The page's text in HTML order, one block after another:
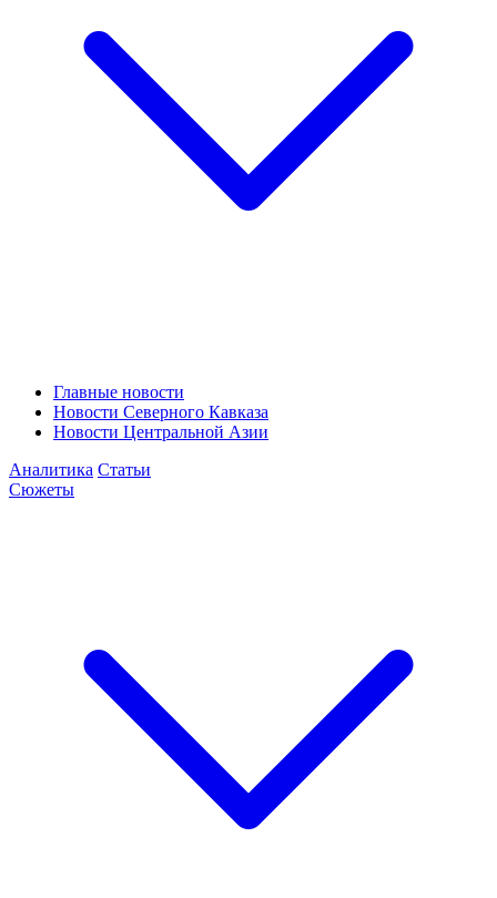
Главные новости
Новости Северного Кавказа
Новости Центральной Азии
Аналитика Статьи
Сюжеты